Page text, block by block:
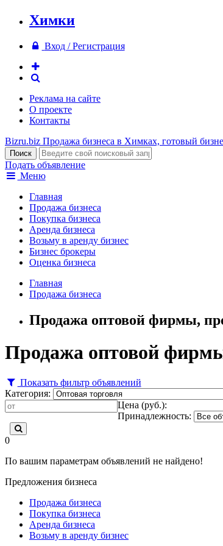
Химки
Вход / Регистрация
Реклама на сайте
О проекте
Контакты
Bizru.biz Продажа бизнеса в Химках, готовый
Подать объявление
Меню
Главная
Продажа бизнеса
Покупка бизнеса
Аренда бизнеса
Возьму в аренду бизнес
Бизнес брокеры
Оценка бизнеса
Главная
Продажа бизнеса
Продажа оптовой фирмы,
Продажа оптовой
Показать фильтр объявлений
Категория:
Цена (руб.):
Принадлежность:
0
По вашим параметрам объявлений не найдено!
Предложения бизнеса
Продажа бизнеса
Покупка бизнеса
Аренда бизнеса
Возьму в аренду бизнес